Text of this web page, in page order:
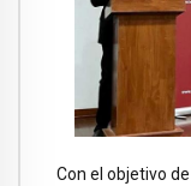
Con el objetivo